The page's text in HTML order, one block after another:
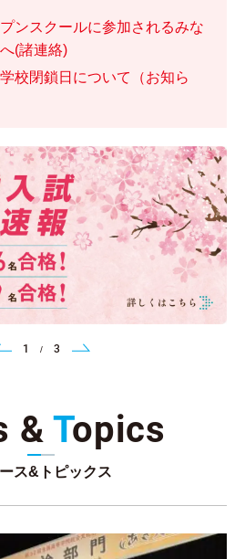
ンスクールに参加されるみな
(諸連絡)
校閉鎖日について（お知ら
1 / 3
&Topics
ス&トピックス